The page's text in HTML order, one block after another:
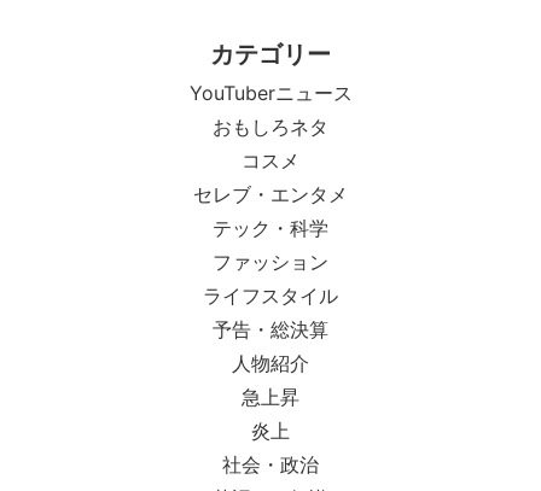
カテゴリー
YouTuberニュース
おもしろネタ
コスメ
セレブ・エンタメ
テック・科学
ファッション
ライフスタイル
予告・総決算
人物紹介
急上昇
炎上
社会・政治